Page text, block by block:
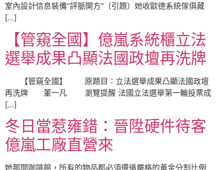
室內設計信息裝備“評脈開方”（引題）她收歐德系統傢俱藏
[…]
【管窺全國】億嵐系統櫃立法
選舉成果凸顯法國政壇再洗牌
【管窺全國】 原題目：立法選舉成果凸顯法國政壇
再洗牌 董一凡 瀏覽提醒 法國立法選舉第一輪投票成
[…]
冬日當惹雍錯：晉陞硬件待客
億嵐工廠直營來
她那間咖啡館，所有的物品都必須遵循嚴格的黃金分割比例